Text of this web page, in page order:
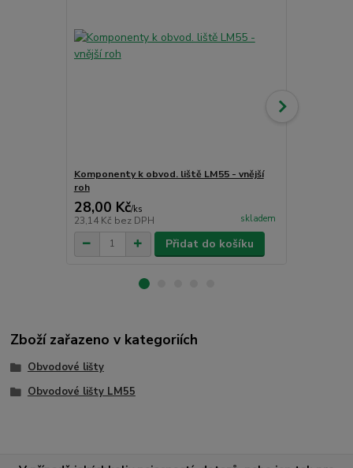
Komponenty k obvod. liště LM55 - vnější
roh
28,00 Kč/ks
23,14 Kč bez DPH skladem
Přidat do košíku
Zboží zařazeno v kategoriích
Obvodové lišty
Obvodové lišty LM55